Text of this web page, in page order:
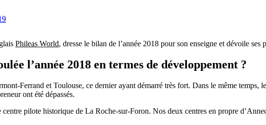
Phileas World, dresse le bilan de l’année 2018 pour son enseigne et dévoile ses
l’année 2018 en termes de développement ?
Ferrand et Toulouse, ce dernier ayant démarré très fort. Dans le même temps,
ont été dépassés.
pilote historique de La Roche-sur-Foron. Nos deux centres en propre